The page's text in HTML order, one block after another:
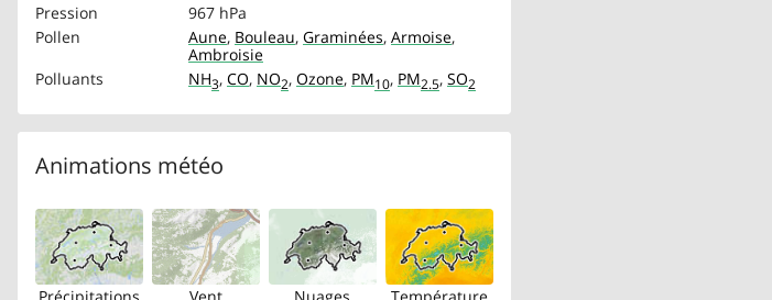
Pression
967 hPa
Pollen
Aune, Bouleau, Graminées, Armoise,
Ambroisie
Polluants
NH3, CO, NO2, Ozone, PM10, PM2.5, SO2
Animations météo
Précipitations Vent Nuages Température